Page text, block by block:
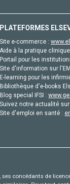
PLATEFORMES
Site e-commerce :
Aide à la pratique
Portail pour les
Site d'information sur
E-learning pour les
Bibliothèque d'e-books
Blog special IFSI :
Suivez notre actualité
Site d'emploi en santé :
concédants de